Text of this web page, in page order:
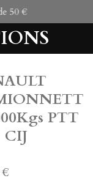
50 €
PTT
CIJ